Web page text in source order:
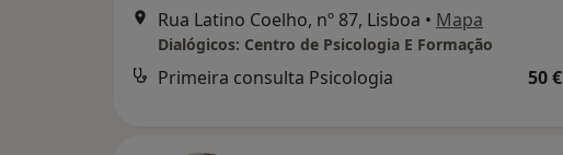
Rua Latino Coelho, nº 87, Lisboa • Mapa
Dialógicos: Centro de Psicologia E Formação
Primeira consulta Psicologia 50 €